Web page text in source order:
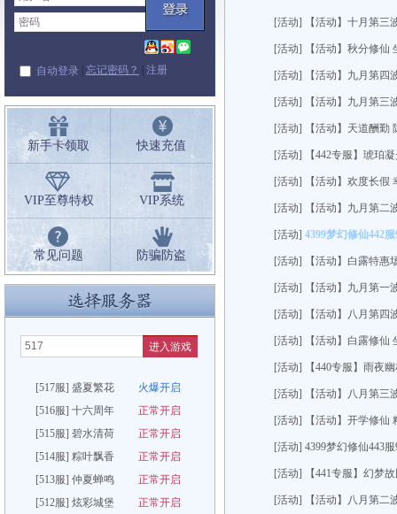
自动登录 | 忘记密码？ | 注册
新手卡领取 快速充值
VIP至尊特权 VIP系统
常见问题 防骗防盗
进入游戏
[517服] 盛夏繁花
火爆开启
[516服] 十六周年
正常开启
[515服] 碧水清荷
正常开启
[514服] 粽叶飘香
正常开启
[513服] 仲夏蝉鸣
正常开启
[512服] 炫彩城堡
正常开启
[活动] 【活动】十月第三
[活动] 【活动】秋分修仙
[活动] 【活动】九月第四
[活动] 【活动】九月第三
[活动] 【活动】天道酬勤
[活动] 【442专服】琥珀
[活动] 【活动】欢度长假
[活动] 【活动】九月第二
[活动] 4399梦幻修仙442
[活动] 【活动】白露特惠
[活动] 【活动】九月第一
[活动] 【活动】八月第四
[活动] 【活动】白露修仙
[活动] 【440专服】雨夜
[活动] 【活动】八月第三
[活动] 【活动】开学修仙
[活动] 4399梦幻修仙443
[活动] 【441专服】幻梦
[活动] 【活动】八月第二